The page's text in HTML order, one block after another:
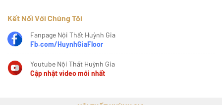
Kết Nối Với Chúng Tôi
Fanpage Nội Thất Huỳnh Gia
Fb.com/HuynhGiaFloor
Youtube Nội Thất Huỳnh Gia
Cập nhật video mới nhất